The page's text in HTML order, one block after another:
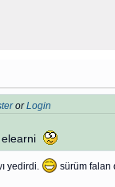
orLogin
yedirdi. sürüm falan